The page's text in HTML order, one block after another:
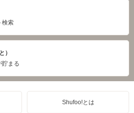
検索
）
貯まる
Shufoo!とは